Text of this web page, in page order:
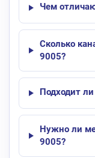
Чем
Сколько
9005?
Подходит
Нужно ли
9005?